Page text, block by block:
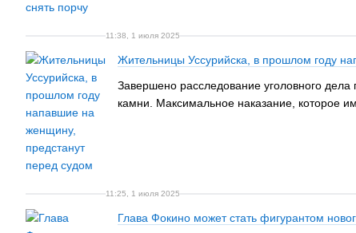
11:38, 1 июля 2025
Жительницы Уссурийска, в прошлом году
Завершено расследование уголовного
камни. Максимальное наказание, которое
11:25, 1 июля 2025
Глава Фокино может стать фигурантом